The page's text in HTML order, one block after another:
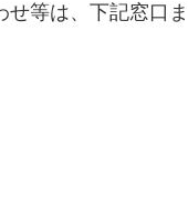
等は、下記窓口